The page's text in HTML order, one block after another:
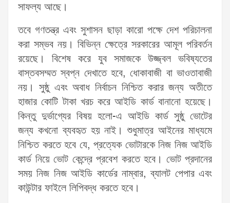
সাফল্য আছে।
তবে গণতন্ত্র এবং সুশাসন ছাড়া কারো পক্ষে দেশ পরিচালনা
করা সম্ভব নয়। বিভিন্ন ক্ষেত্রে সরকারের আমূল পরিবর্তন
রয়েছে। বিশেষ করে যুব সমাজকে উজ্জ্বল ভবিষ্যতের
বাস্তবসম্মত স্বপ্ন দেখাতে হবে, ধোকাবাজী বা ভাওতাবাজী
নয়। সুষ্ঠু এবং অবাধ নির্বাচন নিশ্চিত করার জন্য অতীতে
হাজার কোটি টাকা খরচ করে আইডি কার্ড বানানো হয়েছে।
কিন্তু দুর্ভাগ্যের বিষয় হলো-এ আইডি কার্ড সুষ্ঠু ভোটের
জন্য কখনো ব্যবহৃত হয় নাই। শুধুমাত্র আইনের মাধ্যমে
নিশ্চিত করতে হবে যে, প্রত্যেক ভোটারকে নিজ নিজ আইডি
কার্ড নিয়ে ভোট কেন্দ্রে প্রবেশ করতে হবে। ভোট প্রদানের
সময় নিজ নিজ আইডি কার্ডের নাম্বার, ব্যালট পেপার এবং
কাউন্টার ফাইলে লিপিবদ্ধ করতে হবে।